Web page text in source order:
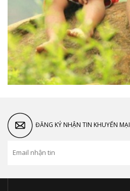
ĐĂNG KÝ NHẬN TIN KHUYẾN MẠI